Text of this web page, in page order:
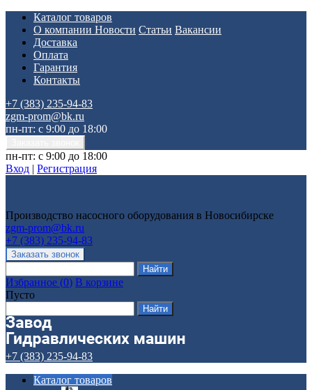
Каталог товаров
О компании Новости Статьи Вакансии
Доставка
Оплата
Гарантия
Контакты
+7 (383) 235-94-83
zgm-prom@bk.ru
пн-пт: с 9:00 до 18:00
пн-пт: с 9:00 до 18:00
Вход | Регистрация
Производство насосного оборудования в Новосибирске
zgm-prom@bk.ru
+7 (383) 235-94-83
Избранное (0) В корзине
Пусто
+7 (383) 235-94-83
Каталог товаров